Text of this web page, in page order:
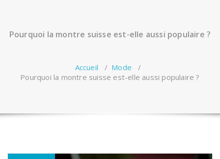
Pourquoi la montre suisse est-elle aussi populaire ?
Accueil / Mode /
Pourquoi la montre suisse est-elle aussi populaire ?